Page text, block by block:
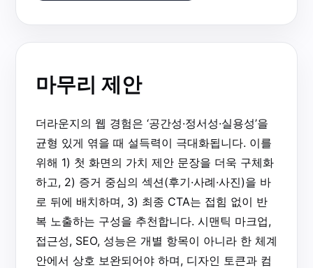
마무리 제안
더라운지의 웹 경험은 ‘공간성·정서성·실용성’을
균형 있게 엮을 때 설득력이 극대화됩니다. 이를
위해 1) 첫 화면의 가치 제안 문장을 더욱 구체화
하고, 2) 증거 중심의 섹션(후기·사례·사진)을 바
로 뒤에 배치하며, 3) 최종 CTA는 접힘 없이 반
복 노출하는 구성을 추천합니다. 시맨틱 마크업,
접근성, SEO, 성능은 개별 항목이 아니라 한 체계
안에서 상호 보완되어야 하며, 디자인 토큰과 컴